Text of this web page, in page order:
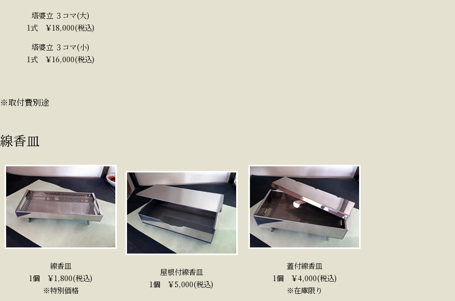
塔婆立 ３コマ(大)
1式 ￥18,000(税込)
塔婆立 ３コマ(小)
1式 ￥16,000(税込)
※取付費別途
線香皿
線香皿
1個 ￥1,800(税込)
※特別価格
屋根付線香皿
1個 ￥5,000(税込)
蓋付線香皿
1個 ￥4,000(税込)
※在庫限り